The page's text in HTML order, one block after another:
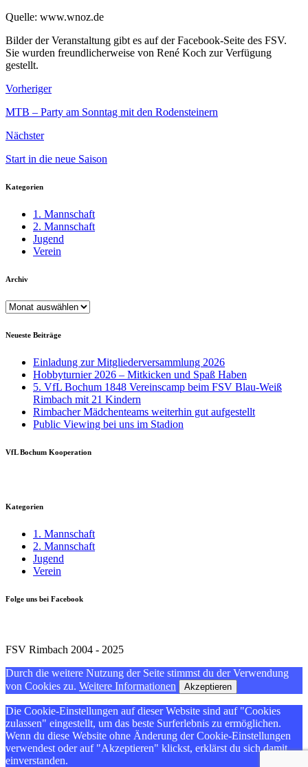
Quelle: www.wnoz.de
Bilder der Veranstaltung gibt es auf der Facebook-Seite des FSV.
Sie wurden freundlicherweise von René Koch zur Verfügung
gestellt.
Vorheriger
MTB – Party am Sonntag mit den Rodensteinern
Nächster
Start in die neue Saison
Kategorien
1. Mannschaft
2. Mannschaft
Jugend
Verein
Archiv
Archiv
Neueste Beiträge
Einladung zur Mitgliederversammlung 2026
Hobbyturnier 2026 – Mitkicken und Spaß Haben
5. VfL Bochum 1848 Vereinscamp beim FSV Blau-Weiß
Rimbach mit 21 Kindern
Rimbacher Mädchenteams weiterhin gut aufgestellt
Public Viewing bei uns im Stadion
VfL Bochum Kooperation
Kategorien
1. Mannschaft
2. Mannschaft
Jugend
Verein
Folge uns bei Facebook
FSV Rimbach 2004 - 2025
Durch die weitere Nutzung der Seite stimmst du der Verwendung
von Cookies zu. Weitere Informationen Akzeptieren
Die Cookie-Einstellungen auf dieser Website sind auf "Cookies
zulassen" eingestellt, um das beste Surferlebnis zu ermöglichen.
Wenn du diese Website ohne Änderung der Cookie-Einstellungen
verwendest oder auf "Akzeptieren" klickst, erklärst du sich damit
einverstanden.